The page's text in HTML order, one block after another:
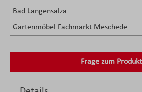
Bad Langensalza
Gartenmöbel Fachmarkt Meschede
Frage zum Produkt